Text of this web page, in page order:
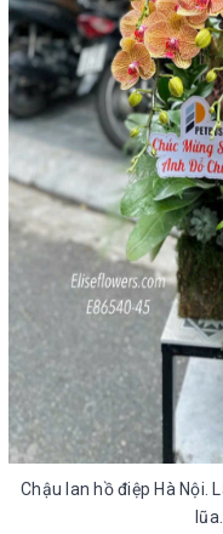
Chậu lan hồ điệp Hà Nội.